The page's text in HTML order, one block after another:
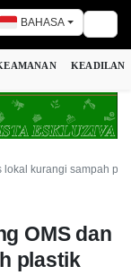
BAHASA
KEADILAN
lokal kurangi sampah
OMS dan
plastik